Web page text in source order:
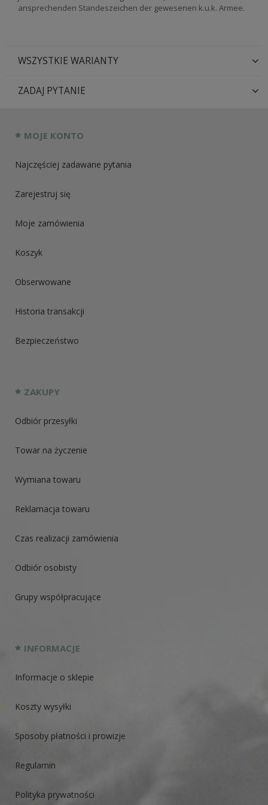
ansprechenden Standeszeichen der gewesenen k.u.k. Armee.
WSZYSTKIE WARIANTY
ZADAJ PYTANIE
MOJE KONTO
Najczęściej zadawane pytania
Zarejestruj się
Moje zamówienia
Koszyk
Obserwowane
Historia transakcji
Bezpieczeństwo
ZAKUPY
Odbiór przesyłki
Towar na życzenie
Wymiana towaru
Reklamacja towaru
Czas realizacji zamówienia
Odbiór osobisty
Grupy współpracujące
INFORMACJE
Informacje o sklepie
Koszty wysyłki
Sposoby płatności i prowizje
Regulamin
Polityka prywatności